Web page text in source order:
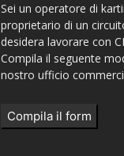
Sei un operatore di
proprietario di un
desidera lavorare con
Compila il seguente
nostro ufficio
Compila il form